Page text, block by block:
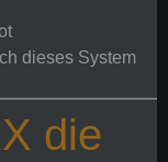
dieses System
die